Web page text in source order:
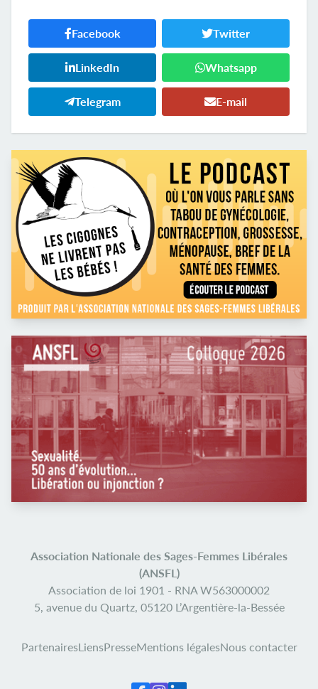
Facebook Twitter
LinkedIn Whatsapp
Telegram E-mail
Association Nationale des Sages-Femmes Libérales
(ANSFL)
Association de loi 1901 - RNA W563000002
5, avenue du Quartz, 05120 L’Argentière-la-Bessée
PartenairesLiensPresseMentions légalesNous contacter